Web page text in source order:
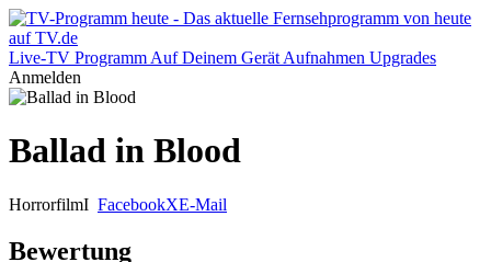
Live-TV Programm Auf Deinem Gerät Aufnahmen Upgrades
Anmelden
Ballad in Blood
HorrorfilmI FacebookXE-Mail
Bewertung